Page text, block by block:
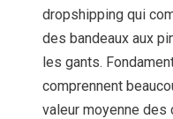
dropshipping qui
des bandeaux aux
les gants.
comprennent
valeur moyenne